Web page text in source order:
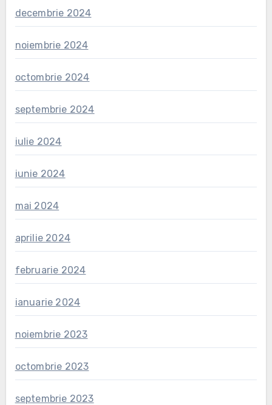
decembrie 2024
noiembrie 2024
octombrie 2024
septembrie 2024
iulie 2024
iunie 2024
mai 2024
aprilie 2024
februarie 2024
ianuarie 2024
noiembrie 2023
octombrie 2023
septembrie 2023